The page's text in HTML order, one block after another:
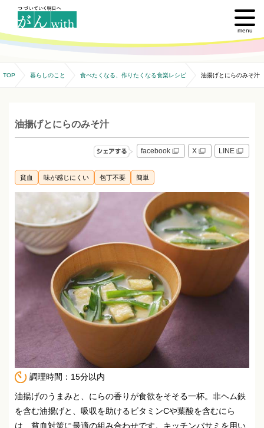
menu
TOP 暮らしのこと 食べたくなる、作りたくなる食楽レシピ 油揚げとにらのみそ汁
油揚げとにらのみそ汁
facebook X LINE
貧血 味が感じにくい 包丁不要 簡単
調理時間：15分以内
油揚げのうまみと、にらの香りが食欲をそそる一杯。 非ヘム鉄
を含む油揚げと、吸収を助けるビタミンCや葉酸を含むにら
は、貧血対策に最適の組み合わせです。 キッチンバサミを用い